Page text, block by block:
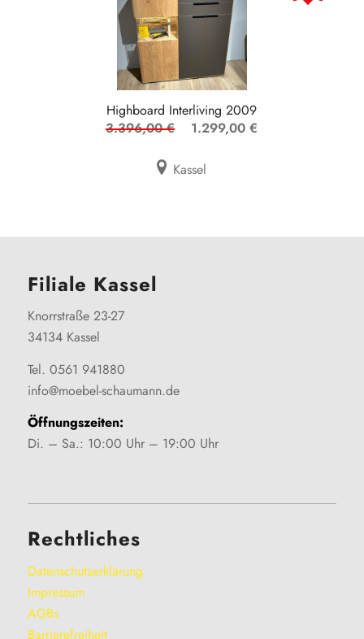
Highboard Interliving 2009
3.396,00 €
1.299,00 €
Kassel
Filiale Kassel
Knorrstraße 23-27
34134 Kassel
Tel. 0561 941880
info@moebel-schaumann.de
Öffnungszeiten:
Di. – Sa.: 10:00 Uhr – 19:00 Uhr
Rechtliches
Datenschutzerklärung
Impressum
AGBs
Barrierefreiheit